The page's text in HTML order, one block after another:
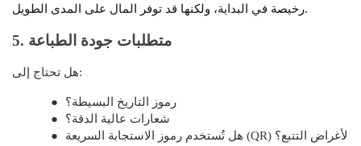
رخيصة في البداية، ولكنها قد توفر المال على المدى الطويل.
5. متطلبات جودة الطباعة
هل تحتاج إلى:
●
رموز التاريخ البسيطة؟
●
شعارات عالية الدقة؟
●
هل تُستخدم رموز الاستجابة السريعة (QR) لأغراض التتبع؟